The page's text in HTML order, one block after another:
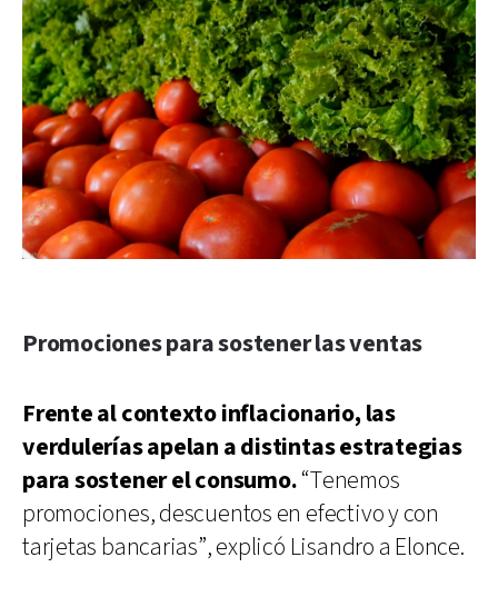
Promociones para sostener las ventas
Frente al contexto inflacionario, las
verdulerías apelan a distintas estrategias
para sostener el consumo.“Tenemos
promociones, descuentos en efectivo y con
tarjetas bancarias”, explicó Lisandro a Elonce.